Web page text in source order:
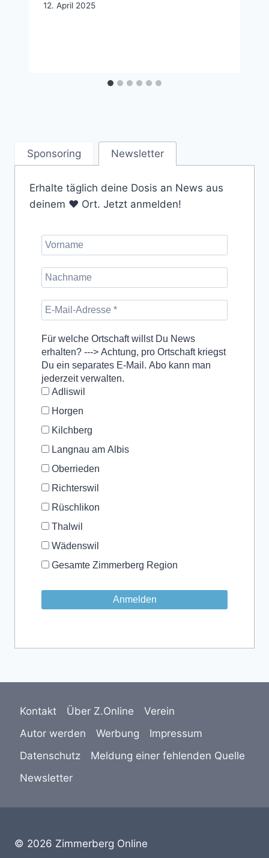
12. April 2025
Sponsoring Newsletter
Erhalte täglich deine Dosis an News aus
deinem ❤️ Ort. Jetzt anmelden!
Für welche Ortschaft willst Du News
erhalten? ---> Achtung, pro Ortschaft kriegst
Du ein separates E-Mail. Abo kann man
jederzeit verwalten.
Adliswil
Horgen
Kilchberg
Langnau am Albis
Oberrieden
Richterswil
Rüschlikon
Thalwil
Wädenswil
Gesamte Zimmerberg Region
Kontakt Über Z.Online
Verein
Autor werden
Werbung
Impressum
Datenschutz
Meldung einer fehlenden Quelle
Newsletter
© 2026 Zimmerberg Online